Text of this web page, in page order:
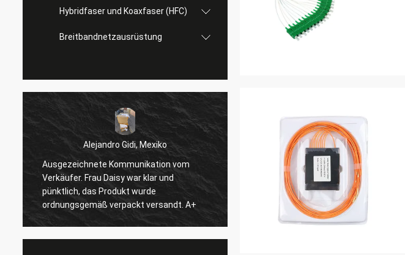
Hybridfaser und Koaxfaser (HFC)
Breitbandnetzausrüstung
Alejandro Gidi, Mexiko
Ausgezeichnete Kommunikation vom
Verkäufer. Frau Daisy war klar und
pünktlich, das Produkt wurde
ordnungsgemäß verpackt versandt. A+
Sergey Shapotkin, Russische Föderation
Alles in Ordnung